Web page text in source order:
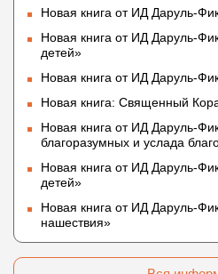
Новая книга от ИД Даруль-
Новая книга от ИД Даруль-
детей»
Новая книга от ИД Даруль-
Новая книга: Священный
Новая книга от ИД Даруль-
благоразумных и услада
Новая книга от ИД Даруль-
детей»
Новая книга от ИД Даруль-
нашествия»